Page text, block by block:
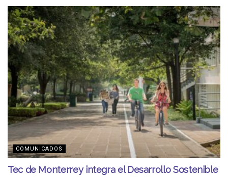
COMUNICADOS
Tec de Monterrey integra el Desarrollo Sostenible